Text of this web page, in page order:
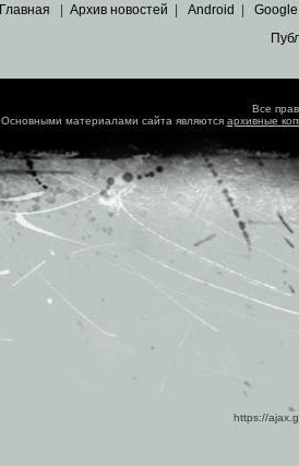
Главная Архив новостей Android Google
Все
Основными материалами сайта являются архивные
https://